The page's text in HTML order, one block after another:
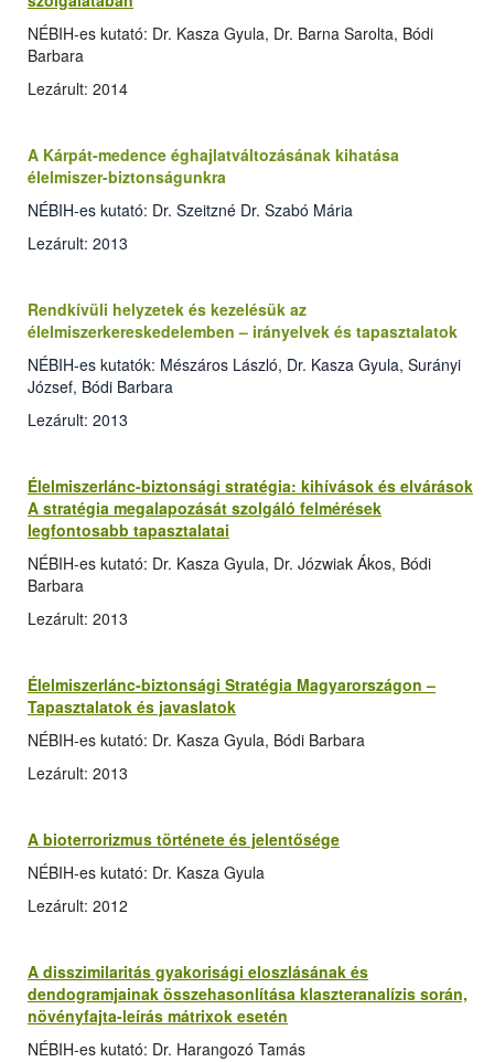
NÉBIH-es kutató: Dr. Kasza Gyula, Dr. Barna Sarolta, Bódi
Barbara
Lezárult: 2014
A Kárpát-medence éghajlatváltozásának kihatása
élelmiszer-biztonságunkra
NÉBIH-es kutató: Dr. Szeitzné Dr. Szabó Mária
Lezárult: 2013
Rendkívüli helyzetek és kezelésük az
élelmiszerkereskedelemben – irányelvek és tapasztalatok
NÉBIH-es kutatók: Mészáros László, Dr. Kasza Gyula, Surányi
József, Bódi Barbara
Lezárult: 2013
Élelmiszerlánc-biztonsági stratégia: kihívások és elvárások
A stratégia megalapozását szolgáló felmérések
legfontosabb tapasztalatai
NÉBIH-es kutató: Dr. Kasza Gyula, Dr. Józwiak Ákos, Bódi
Barbara
Lezárult: 2013
Élelmiszerlánc-biztonsági Stratégia Magyarországon –
Tapasztalatok és javaslatok
NÉBIH-es kutató: Dr. Kasza Gyula, Bódi Barbara
Lezárult: 2013
A bioterrorizmus története és jelentősége
NÉBIH-es kutató: Dr. Kasza Gyula
Lezárult: 2012
A disszimilaritás gyakorisági eloszlásának és
dendogramjainak összehasonlítása klaszteranalízis során,
növényfajta-leírás mátrixok esetén
NÉBIH-es kutató: Dr. Harangozó Tamás